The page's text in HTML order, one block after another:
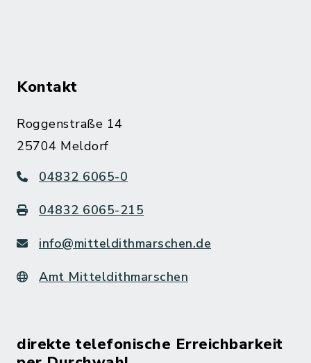
Kontakt
Roggenstraße 14
25704 Meldorf
04832 6065-0
04832 6065-215
info@mitteldithmarschen.de
Amt Mitteldithmarschen
direkte telefonische Erreichbarkeit